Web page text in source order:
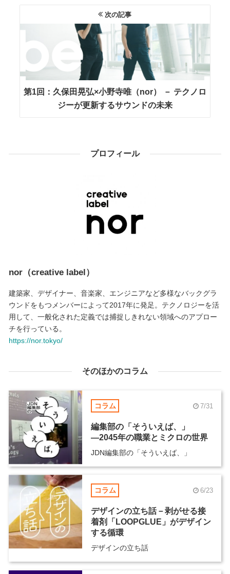
次の記事
第1回：久保田晃弘×小野寺唯（nor） － テクノロ
ジーが更新するサウンドの未来
プロフィール
nor（creative label）
建築家、デザイナー、音楽家、エンジニアなど多様なバックグラ
ウンドをもつメンバーによって2017年に発足。テクノロジーを活
用して、一般化された定義では捕捉しきれない領域へのアプロー
チを行っている。
https://nor.tokyo/
そのほかのコラム
コラム 7/31
編集部の「そういえば、」
―2045年の職業とミクロの世界
JDN編集部の「そういえば、」
コラム 6/23
デザインの立ち話－剥がせる接
着剤「LOOPGLUE」がデザイン
する循環
デザインの立ち話